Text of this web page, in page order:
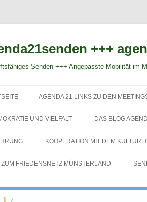
+++
Senden +++ Angepasste Mobilität im
AGENDA 21 LINKS ZU DEN
UND VIELFALT DAS BLOG
KOOPERATION MIT DEM
ZUM FRIEDENSNETZ MÜNSTERLAND